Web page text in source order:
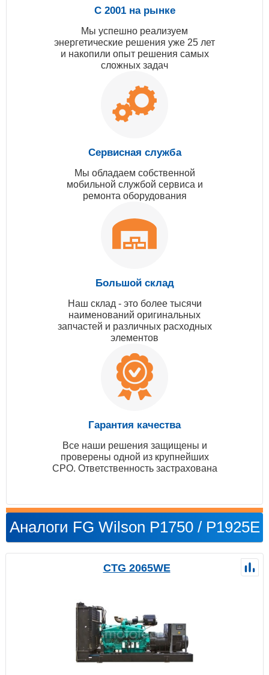
С 2001 на рынке
Мы успешно реализуем
энергетические решения уже 25 лет
и накопили опыт решения самых
сложных задач
Сервисная служба
Мы обладаем собственной
мобильной службой сервиса и
ремонта оборудования
Большой склад
Наш склад - это более тысячи
наименований оригинальных
запчастей и различных расходных
элементов
Гарантия качества
Все наши решения защищены и
проверены одной из крупнейших
СРО. Ответственность застрахована
Аналоги FG Wilson P1750 / P1925E
CTG 2065WE